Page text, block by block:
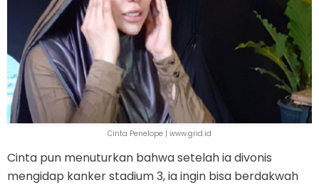
Cinta Penelope | www.grid.id
Cinta pun menuturkan bahwa setelah ia divonis
mengidap kanker stadium 3, ia ingin bisa berdakwah